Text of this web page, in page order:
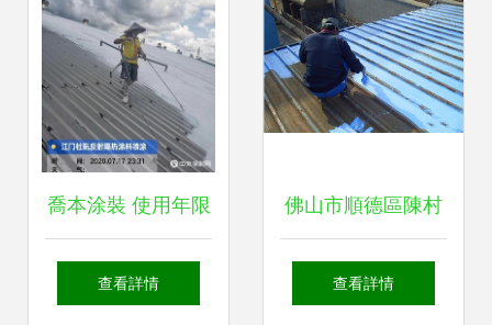
喬本涂裝 使用年限
過后如何翻新外墻
查看詳情
佛山市順德區陳村
鎮福升鋅鐵瓦翻新
查看詳情